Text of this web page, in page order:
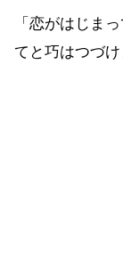
「恋がはじま
てと巧はつづけ